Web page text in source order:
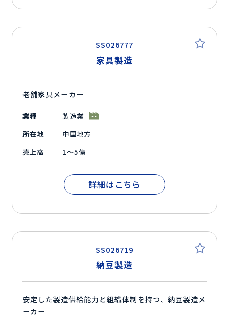
SS026777
家具製造
老舗家具メーカー
業種
製造業
所在地
中国地方
売上高
1～5億
詳細はこちら
SS026719
納豆製造
安定した製造供給能力と組織体制を持つ、納豆製造メ
ーカー